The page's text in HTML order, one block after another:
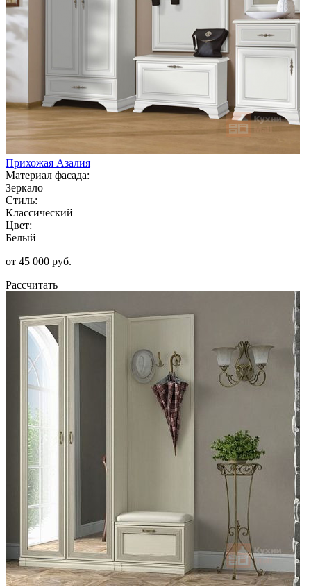
Прихожая Азалия
Материал фасада:
Зеркало
Стиль:
Классический
Цвет:
Белый
от 45 000 руб.
Рассчитать